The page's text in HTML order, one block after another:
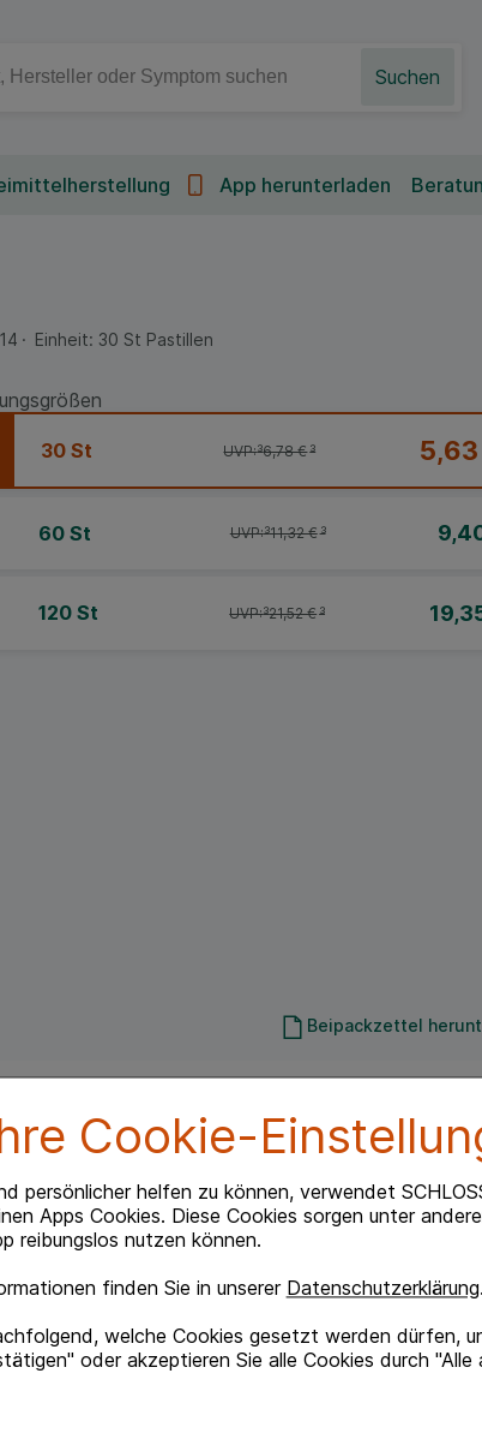
Cookie-
persönlicher helfen zu können, verwendet
Apps Cookies. Diese Cookies sorgen unter
reibungslos nutzen können.
finden Sie in unserer Datenschutzerklärung.
welche Cookies gesetzt werden dürfen,
oder akzeptieren Sie alle Cookies durch "Alle
Suchen
App herunterladen
Einheit: 30 St Pastillen
30 St UVP:³6,78 €³
60 St UVP:³11,32 €³
120 St UVP:³21,52 €³
Beipackzettel
in Hals und Rachen. So
Schleimhaut kann sich
bei Beschwerden im